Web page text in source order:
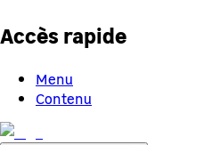
Accès rapide
Menu
Contenu